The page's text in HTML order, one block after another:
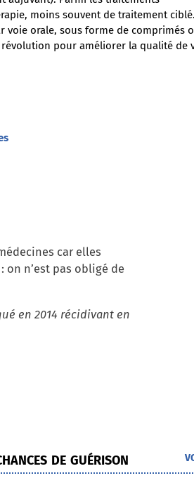
moins souvent de traitement ciblé.
orale, sous forme de comprimés
pour améliorer la qualité de
car elles
n’est pas obligé de
en 2014 récidivant en
de guérison